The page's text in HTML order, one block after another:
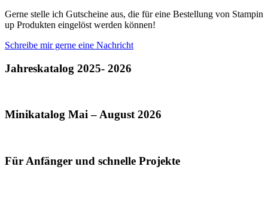
Gerne stelle ich Gutscheine aus, die für eine Bestellung von Stampin
up Produkten eingelöst werden können!
Schreibe mir gerne eine Nachricht
Jahreskatalog 2025- 2026
Minikatalog Mai – August 2026
Für Anfänger und schnelle Projekte